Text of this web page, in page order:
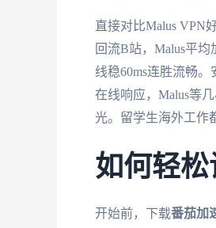
直接对比Malus VPN
回流B站，Malus平
线稳60ms连胜流畅
在线响应，Malus等
光。留学生海外工
如何轻
开始前，下载番茄加